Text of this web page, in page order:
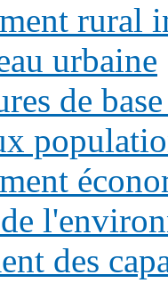
rural
urbaine
de
des